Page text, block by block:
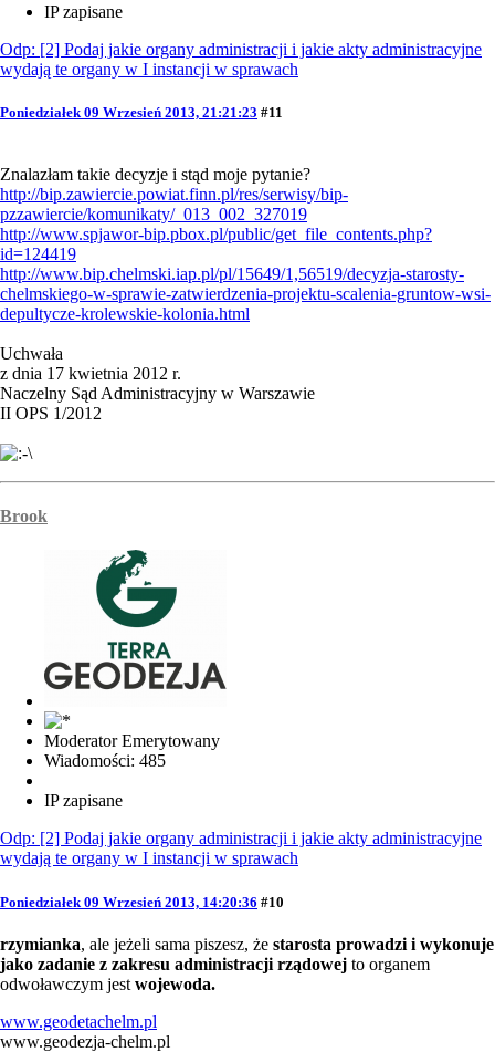
IP zapisane
Odp: [2] Podaj jakie organy administracji i jakie akty administracyjne
wydają te organy w I instancji w sprawach
Poniedziałek 09 Wrzesień 2013, 21:21:23 #11
Znalazłam takie decyzje i stąd moje pytanie?
http://bip.zawiercie.powiat.finn.pl/res/serwisy/bip-
pzzawiercie/komunikaty/_013_002_327019
http://www.spjawor-bip.pbox.pl/public/get_file_contents.php?
id=124419
http://www.bip.chelmski.iap.pl/pl/15649/1,56519/decyzja-starosty-
chelmskiego-w-sprawie-zatwierdzenia-projektu-scalenia-gruntow-wsi-
depultycze-krolewskie-kolonia.html
Uchwała
z dnia 17 kwietnia 2012 r.
Naczelny Sąd Administracyjny w Warszawie
II OPS 1/2012
Brook
Moderator Emerytowany
Wiadomości: 485
IP zapisane
Odp: [2] Podaj jakie organy administracji i jakie akty administracyjne
wydają te organy w I instancji w sprawach
Poniedziałek 09 Wrzesień 2013, 14:20:36 #10
rzymianka, ale jeżeli sama piszesz, że starosta prowadzi i wykonuje
jako zadanie z zakresu administracji rządowej to organem
odwoławczym jest wojewoda.
www.geodetachelm.pl
www.geodezja-chelm.pl